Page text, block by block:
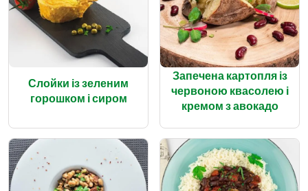
Слойки із зеленим
горошком і сиром
Запечена картопля із
червоною квасолею і
кремом з авокадо